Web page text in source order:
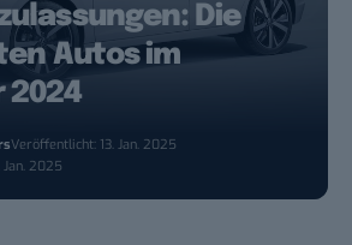
Die
Autos im
2024
Veröffentlicht: 13. Jan. 2025
2025